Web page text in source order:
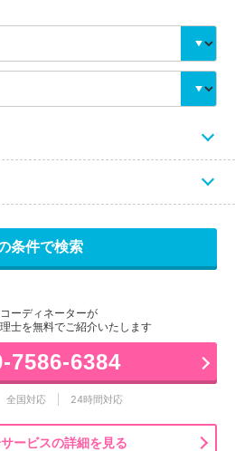
ーディネーターが
士を無料でご紹介いたします
7586-6384
全国対応 24時間対応
ービスの詳細を見る